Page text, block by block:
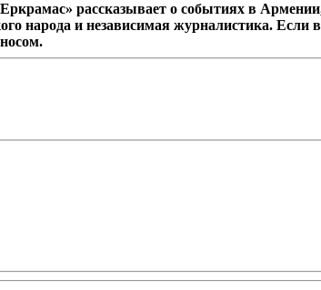
рассказывает о событиях в
народа и независимая журналистика.